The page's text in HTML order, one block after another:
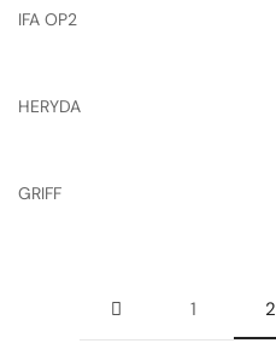
IFA OP2
HERYDA
GRIFF
1 2